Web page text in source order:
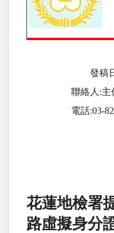
發稿
聯絡人 :主
電話:03-
花蓮地檢署
路虛擬身分